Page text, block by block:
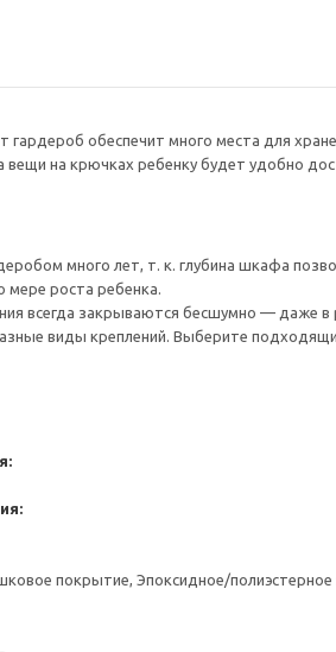
обеспечит много места для
на крючках ребенку будет удобно
много лет, т. к. глубина шкафа
мере роста ребенка.
всегда закрываются бесшумно — даже в
виды креплений. Выберите
покрытие, Эпоксидное/